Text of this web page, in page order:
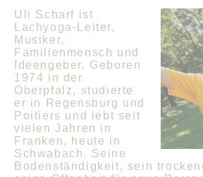
Uli Scharf ist
Lachyoga-Leiter,
Musiker,
Familienmensch und
Ideengeber. Geboren
1974 in der
Oberpfalz, studierte
er in Regensburg und
Poitiers und lebt seit
vielen Jahren in
Franken, heute in
Schwabach. Seine
Bodenständigkeit, sein